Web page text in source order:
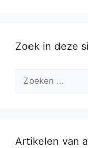
Zoek in deze
naar:
Artikelen van